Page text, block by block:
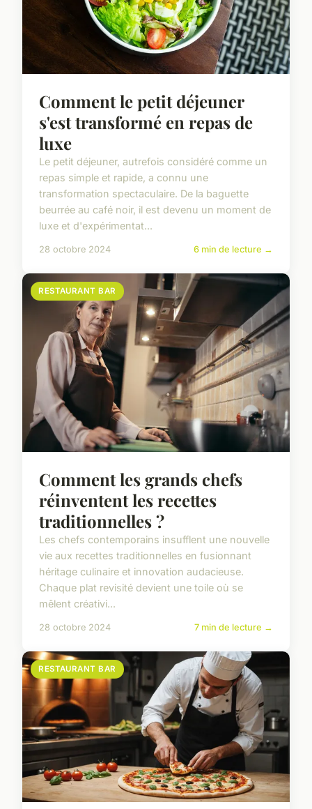
Comment le petit déjeuner
s'est transformé en repas de
luxe
Le petit déjeuner, autrefois considéré comme un
repas simple et rapide, a connu une
transformation spectaculaire. De la baguette
beurrée au café noir, il est devenu un moment de
luxe et d'expérimentat...
28 octobre 2024 6 min de lecture →
RESTAURANT BAR
Comment les grands chefs
réinventent les recettes
traditionnelles ?
Les chefs contemporains insufflent une nouvelle
vie aux recettes traditionnelles en fusionnant
héritage culinaire et innovation audacieuse.
Chaque plat revisité devient une toile où se
mêlent créativi...
28 octobre 2024 7 min de lecture →
RESTAURANT BAR